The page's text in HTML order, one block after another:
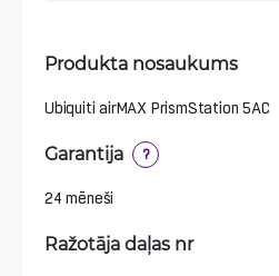
Produkta nosaukums
Ubiquiti airMAX PrismStation 5AC
Garantija ?
24 mēneši
Ražotāja daļas nr